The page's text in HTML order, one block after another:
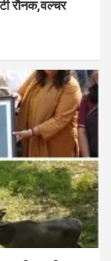
रौनक,वल्चर